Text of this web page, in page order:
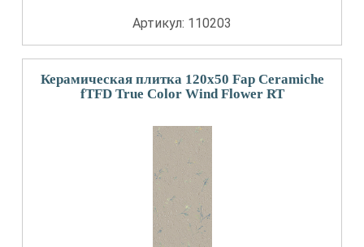
Артикул: 110203
Керамическая плитка 120x50 Fap Ceramiche
fTFD True Color Wind Flower RT